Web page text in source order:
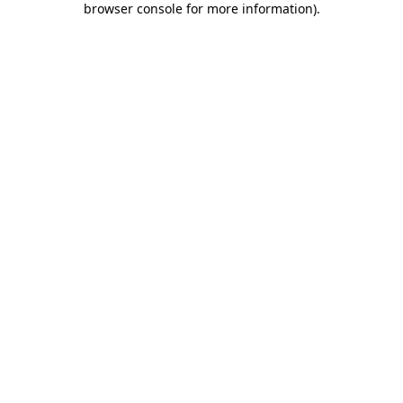
browser console for more information).